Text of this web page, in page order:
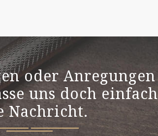
oder Anregungen
uns doch einfach
Nachricht.